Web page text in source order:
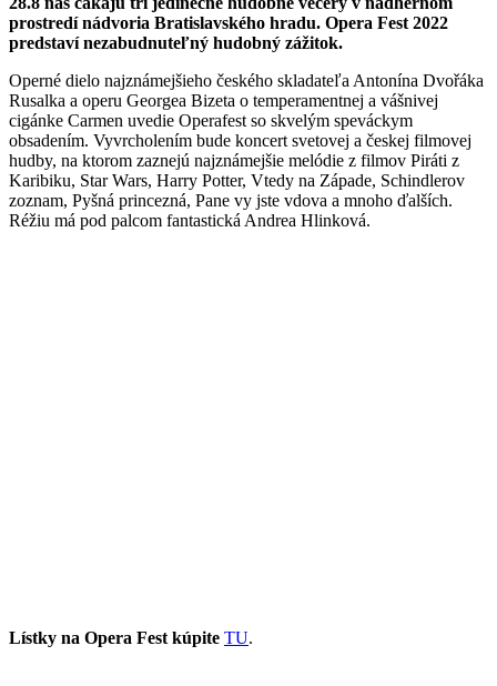
prostredí nádvoria Bratislavského hradu. Opera Fest 2022
predstaví nezabudnuteľný hudobný zážitok.
Operné dielo najznámejšieho českého skladateľa Antonína Dvořáka
Rusalka a operu Georgea Bizeta o temperamentnej a vášnivej
cigánke Carmen uvedie Operafest so skvelým speváckym
obsadením. Vyvrcholením bude koncert svetovej a českej filmovej
hudby, na ktorom zaznejú najznámejšie melódie z filmov Piráti z
Karibiku, Star Wars, Harry Potter, Vtedy na Západe, Schindlerov
zoznam, Pyšná princezná, Pane vy jste vdova a mnoho ďalších.
Réžiu má pod palcom fantastická Andrea Hlinková.
Lístky na Opera Fest kúpite TU.